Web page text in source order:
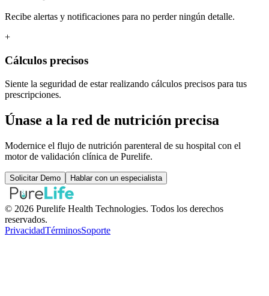
Recibe alertas y notificaciones para no perder ningún detalle.
+
Cálculos precisos
Siente la seguridad de estar realizando cálculos precisos para tus
prescripciones.
Únase a la red de nutrición precisa
Modernice el flujo de nutrición parenteral de su hospital con el
motor de validación clínica de Purelife.
Solicitar Demo Hablar con un especialista
© 2026 Purelife Health Technologies. Todos los derechos
reservados.
PrivacidadTérminosSoporte